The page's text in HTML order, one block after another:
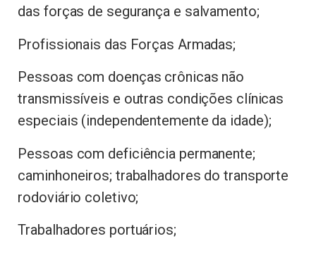
das forças de segurança e salvamento;
Profissionais das Forças Armadas;
Pessoas com doenças crônicas não
transmissíveis e outras condições clínicas
especiais (independentemente da idade);
Pessoas com deficiência permanente;
caminhoneiros; trabalhadores do transporte
rodoviário coletivo;
Trabalhadores portuários;